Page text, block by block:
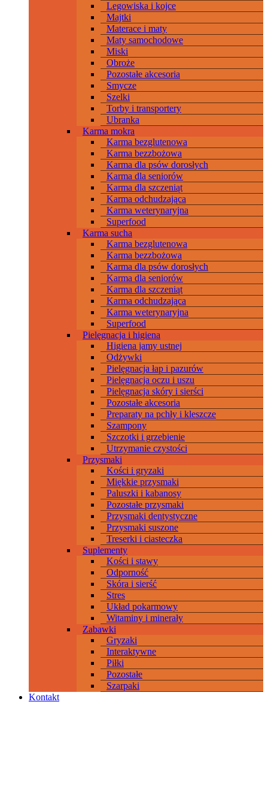
Legowiska i kojce
Majtki
Materace i maty
Maty samochodowe
Miski
Obroże
Pozostałe akcesoria
Smycze
Szelki
Torby i transportery
Ubranka
Karma mokra
Karma bezglutenowa
Karma bezzbożowa
Karma dla psów dorosłych
Karma dla seniorów
Karma dla szczeniąt
Karma odchudzająca
Karma weterynaryjna
Superfood
Karma sucha
Karma bezglutenowa
Karma bezzbożowa
Karma dla psów dorosłych
Karma dla seniorów
Karma dla szczeniąt
Karma odchudzająca
Karma weterynaryjna
Superfood
Pielęgnacja i higiena
Higiena jamy ustnej
Odżywki
Pielęgnacja łap i pazurów
Pielęgnacja oczu i uszu
Pielęgnacja skóry i sierści
Pozostałe akcesoria
Preparaty na pchły i kleszcze
Szampony
Szczotki i grzebienie
Utrzymanie czystości
Przysmaki
Kości i gryzaki
Miękkie przysmaki
Paluszki i kabanosy
Pozostałe przysmaki
Przysmaki dentystyczne
Przysmaki suszone
Treserki i ciasteczka
Suplementy
Kości i stawy
Odporność
Skóra i sierść
Stres
Układ pokarmowy
Witaminy i minerały
Zabawki
Gryzaki
Interaktywne
Piłki
Pozostałe
Szarpaki
Kontakt